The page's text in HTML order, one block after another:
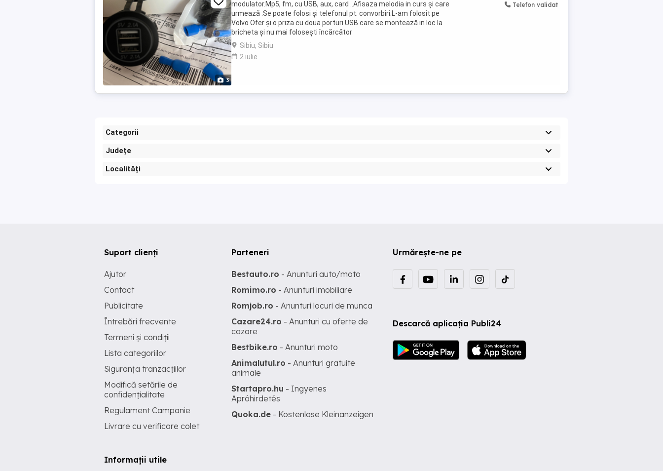
3
modulator.Mp5, fm, cu USB, aux, card ..Afisaza melodia in curs și care
urmează .Se poate folosi și telefonul pt. convorbiri.L-am folosit pe
Volvo Ofer și o priza cu doua porturi USB care se montează in loc la
bricheta și nu mai folosești încărcător
Sibiu, Sibiu
2 iulie
Telefon validat
Categorii
Județe
Localități
Urmărește-ne pe
Descarcă aplicația Publi24
Suport clienți
Ajutor
Contact
Publicitate
Întrebări frecvente
Termeni și condiții
Lista categoriilor
Siguranța tranzacțiilor
Modifică setările de
confidențialitate
Regulament Campanie
Livrare cu verificare colet
Informații utile
Parteneri
Bestauto.ro - Anunturi auto/moto
Romimo.ro - Anunturi imobiliare
Romjob.ro - Anunturi locuri de munca
Cazare24.ro - Anunturi cu oferte de
cazare
Bestbike.ro - Anunturi moto
Animalutul.ro - Anunturi gratuite
animale
Startapro.hu - Ingyenes
Apróhirdetés
Quoka.de - Kostenlose Kleinanzeigen